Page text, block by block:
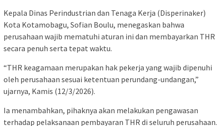
Kepala Dinas Perindustrian dan Tenaga Kerja (Disperinaker)
Kota Kotamobagu, Sofian Boulu, menegaskan bahwa
perusahaan wajib mematuhi aturan ini dan membayarkan THR
secara penuh serta tepat waktu.
“THR keagamaan merupakan hak pekerja yang wajib dipenuhi
oleh perusahaan sesuai ketentuan perundang-undangan,”
ujarnya, Kamis (12/3/2026).
Ia menambahkan, pihaknya akan melakukan pengawasan
terhadap pelaksanaan pembayaran THR di seluruh perusahaan.